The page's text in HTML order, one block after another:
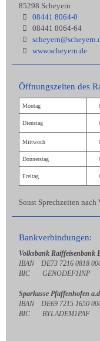
85298 Scheyern
08441 8064-0
08441 8064-64
www.scheyern.de
Öffnungszeiten des
Montag
Dienstag
Mittwoch
Donnerstag
Freitag
Sonst Sprechzeiten nach
Bankverbindungen:
Volksbank Raiffeisenbank
IBAN DE73 7216 0818
BIC GENODEF1INP
Sparkasse Pfaffenhofen
IBAN DE69 7215 1650
BIC BYLADEM1PAF